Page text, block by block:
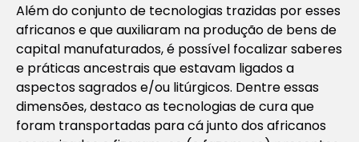
Além do conjunto de tecnologias trazidas por esses
africanos e que auxiliaram na produção de bens de
capital manufaturados, é possível focalizar saberes
e práticas ancestrais que estavam ligados a
aspectos sagrados e/ou litúrgicos. Dentre essas
dimensões, destaco as tecnologias de cura que
foram transportadas para cá junto dos africanos